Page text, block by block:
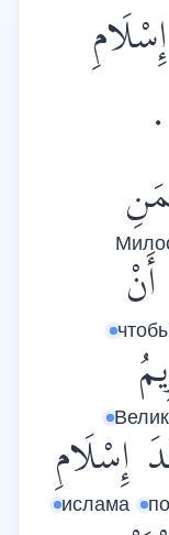
أَنْ
إِسْلَامِ
ислама